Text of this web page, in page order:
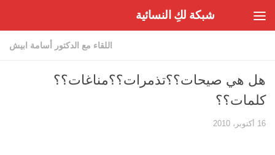
شبكة لكِ النسائية
اللقاء مع الدكتور أسامة ابيش
هل هي صيحات؟؟تذمرات؟؟مناغات؟؟
كلمات؟؟
16 أكتوبر، 2010